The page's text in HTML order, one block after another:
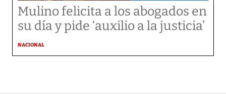
Mulino felicita a los abogados en
su día y pide ‘auxilio a la justicia’
NACIONAL